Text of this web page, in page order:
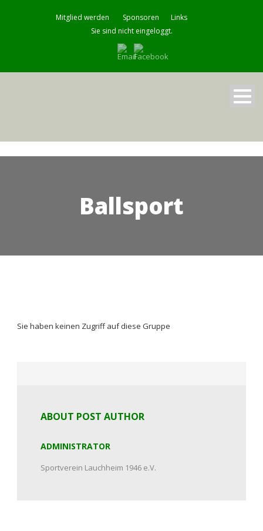
Mitglied werden Sponsoren
Links
Sie sind nicht eingeloggt.
Ballsport
Sie haben keinen Zugriff auf diese Gruppe
ABOUT POST AUTHOR
ADMINISTRATOR
Sportverein Lauchheim 1946 e.V.